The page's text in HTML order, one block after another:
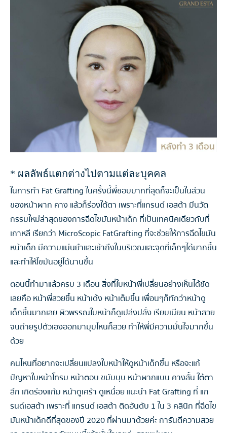
* ผลลัพธ์แตกต่างไปตามแต่ละบุคคล
ในการทำ Fat Grafting ในครั้งนี้พี่ชอบมากที่สุดก็จะเป็นในส่วน
ของหน้าผาก คาง แล้วก็ร่องใต้ตา เพราะที่แกรนด์ เอสต้า มีนวัต
กรรมใหม่ล่าสุดของการฉีดไขมันหน้าเด็ก ที่เป็นเทคนิคเดียวกับที่
เกาหลี เรียกว่า MicroScopic FatGrafting ที่จะช่วยให้การฉีดไขมัน
หน้าเด็ก มีความแม่นยำและเข้าถึงในบริเวณและจุดที่เล็กๆได้มากขึ้น
และทำให้ไขมันอยู่ได้นานขึ้น
ตอนนี้ทำมาแล้วครบ 3 เดือน สิ่งที่ใบหน้าพี่เปลี่ยนอย่างเห็นได้ชัด
เลยคือ หน้าพี่สวยขึ้น หน้าเด้ง หน้าเต็มขึ้น เพื่อนๆก็ทักว่าหน้าดู
เด็กขึ้นมากเลย ผิวพรรณใบหน้าก็ดูเปล่งปลั่ง เรียบเนียน หน้าสวย
จนถ่ายรูปตัวเองออกมามุมไหนก็สวย ทำให้พี่มีความมั่นใจมากขึ้น
ด้วย
คนไหนที่อยากจะเปลี่ยนแปลงใบหน้าให้ดูหน้าเด็กขึ้น หรือจะแก้
ปัญหาใบหน้าโทรม หน้าตอบ ขมับบุบ หน้าผากแบน คางสั้น ใต้ตา
ลึก เกิดร่องแก้ม หน้าดูเศร้า ดูเหนื่อย แนะนำ Fat Grafting ที่ แก
รนด์เอสต้า เพราะที่ แกรนด์ เอสต้า ติดอันดับ 1 ใน 3 คลินิก ที่ฉีดไข
มันหน้าเด็กดีที่สุดของปี 2020 ที่ผ่านมาด้วยค่ะ การันตีความสวย